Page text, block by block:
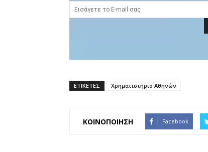
ΕΤΙΚΕΤΕΣ Χρηματιστήριο Αθηνών
ΚΟΙΝΟΠΟΙΗΣΗ Facebook